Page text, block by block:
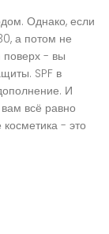
Однако, если
а потом не
поверх - вы
SPF в
И
всё равно
- это